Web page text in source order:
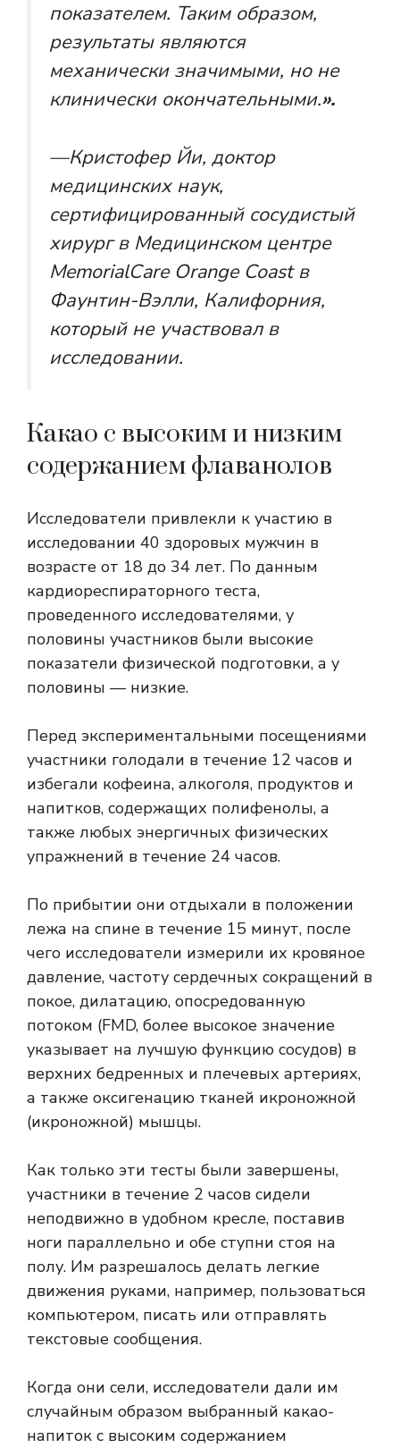
показателем. Таким образом,
результаты являются
механически значимыми, но не
клинически окончательными.».
—Кристофер Йи, доктор
медицинских наук,
сертифицированный сосудистый
хирург в Медицинском центре
MemorialCare Orange Coast в
Фаунтин-Вэлли, Калифорния,
который не участвовал в
исследовании.
Какао с высоким и низким
содержанием флаванолов
Исследователи привлекли к участию в
исследовании 40 здоровых мужчин в
возрасте от 18 до 34 лет. По данным
кардиореспираторного теста,
проведенного исследователями, у
половины участников были высокие
показатели физической подготовки, а у
половины — низкие.
Перед экспериментальными посещениями
участники голодали в течение 12 часов и
избегали кофеина, алкоголя, продуктов и
напитков, содержащих полифенолы, а
также любых энергичных физических
упражнений в течение 24 часов.
По прибытии они отдыхали в положении
лежа на спине в течение 15 минут, после
чего исследователи измерили их кровяное
давление, частоту сердечных сокращений в
покое, дилатацию, опосредованную
потоком (FMD, более высокое значение
указывает на лучшую функцию сосудов) в
верхних бедренных и плечевых артериях,
а также оксигенацию тканей икроножной
(икроножной) мышцы.
Как только эти тесты были завершены,
участники в течение 2 часов сидели
неподвижно в удобном кресле, поставив
ноги параллельно и обе ступни стоя на
полу. Им разрешалось делать легкие
движения руками, например, пользоваться
компьютером, писать или отправлять
текстовые сообщения.
Когда они сели, исследователи дали им
случайным образом выбранный какао-
напиток с высоким содержанием